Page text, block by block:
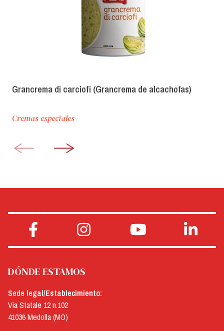
Grancrema di carciofi (Grancrema de alcachofas)
Cremas especiales
DÓNDE ESTAMOS
Sede legal/Establecimiento:
Via Statale 12 n.102
41036 Medolla (MO)